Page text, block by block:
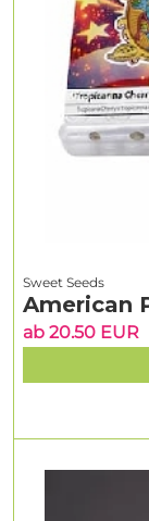
Sweet Seeds
American
ab 20.50 EUR